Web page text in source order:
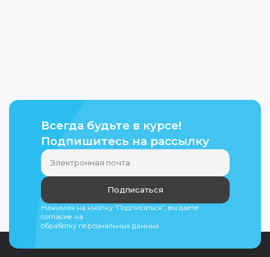
Всегда будьте в курсе!
Подпишитесь на рассылку
Подписаться
Нажимая на кнопку “Подписаться”, вы даете
согласие на
обработку персональных данных